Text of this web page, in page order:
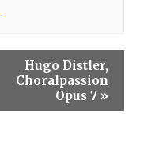
Hugo Distler,
Choralpassion
Opus 7 »